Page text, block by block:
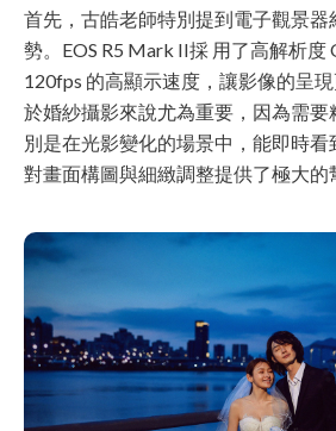
首先，古皓老師特別提到電子觀景器
勢。EOS R5 Mark II採 用了高解析度
120fps 的高顯示速度，讓影像的呈
於婚紗攝影來說尤為重要，因為需
別是在光影變化的場景中，能即時看
對畫面構圖與細緻調整提供了極大的